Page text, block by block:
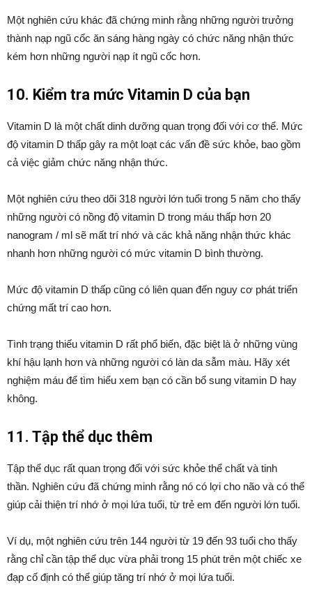
Một nghiên cứu khác đã chứng minh rằng những người trưởng
thành nạp ngũ cốc ăn sáng hàng ngày có chức năng nhận thức
kém hơn những người nạp ít ngũ cốc hơn.
10. Kiểm tra mức Vitamin D của bạn
Vitamin D là một chất dinh dưỡng quan trọng đối với cơ thể. Mức
độ vitamin D thấp gây ra một loạt các vấn đề sức khỏe, bao gồm
cả việc giảm chức năng nhận thức.
Một nghiên cứu theo dõi 318 người lớn tuổi trong 5 năm cho thấy
những người có nồng độ vitamin D trong máu thấp hơn 20
nanogram / ml sẽ mất trí nhớ và các khả năng nhận thức khác
nhanh hơn những người có mức vitamin D bình thường.
Mức độ vitamin D thấp cũng có liên quan đến nguy cơ phát triển
chứng mất trí cao hơn.
Tình trạng thiếu vitamin D rất phổ biến, đặc biệt là ở những vùng
khí hậu lạnh hơn và những người có làn da sẫm màu. Hãy xét
nghiệm máu để tìm hiểu xem bạn có cần bổ sung vitamin D hay
không.
11. Tập thể dục thêm
Tập thể dục rất quan trọng đối với sức khỏe thể chất và tinh
thần. Nghiên cứu đã chứng minh rằng nó có lợi cho não và có thể
giúp cải thiện trí nhớ ở mọi lứa tuổi, từ trẻ em đến người lớn tuổi.
Ví dụ, một nghiên cứu trên 144 người từ 19 đến 93 tuổi cho thấy
rằng chỉ cần tập thể dục vừa phải trong 15 phút trên một chiếc xe
đạp cố định có thể giúp tăng trí nhớ ở mọi lứa tuổi.